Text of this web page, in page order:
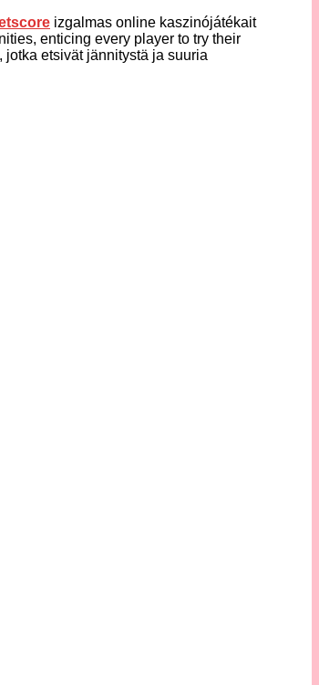
izgalmas online kaszinójátékait
enticing every player to try their
etsivät jännitystä ja suuria